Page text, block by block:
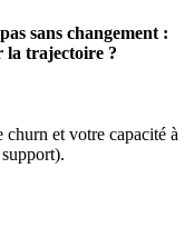
sans changement :
la trajectoire ?
et votre capacité à